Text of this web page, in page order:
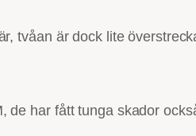
tvåan är dock lite
har fått tunga skador